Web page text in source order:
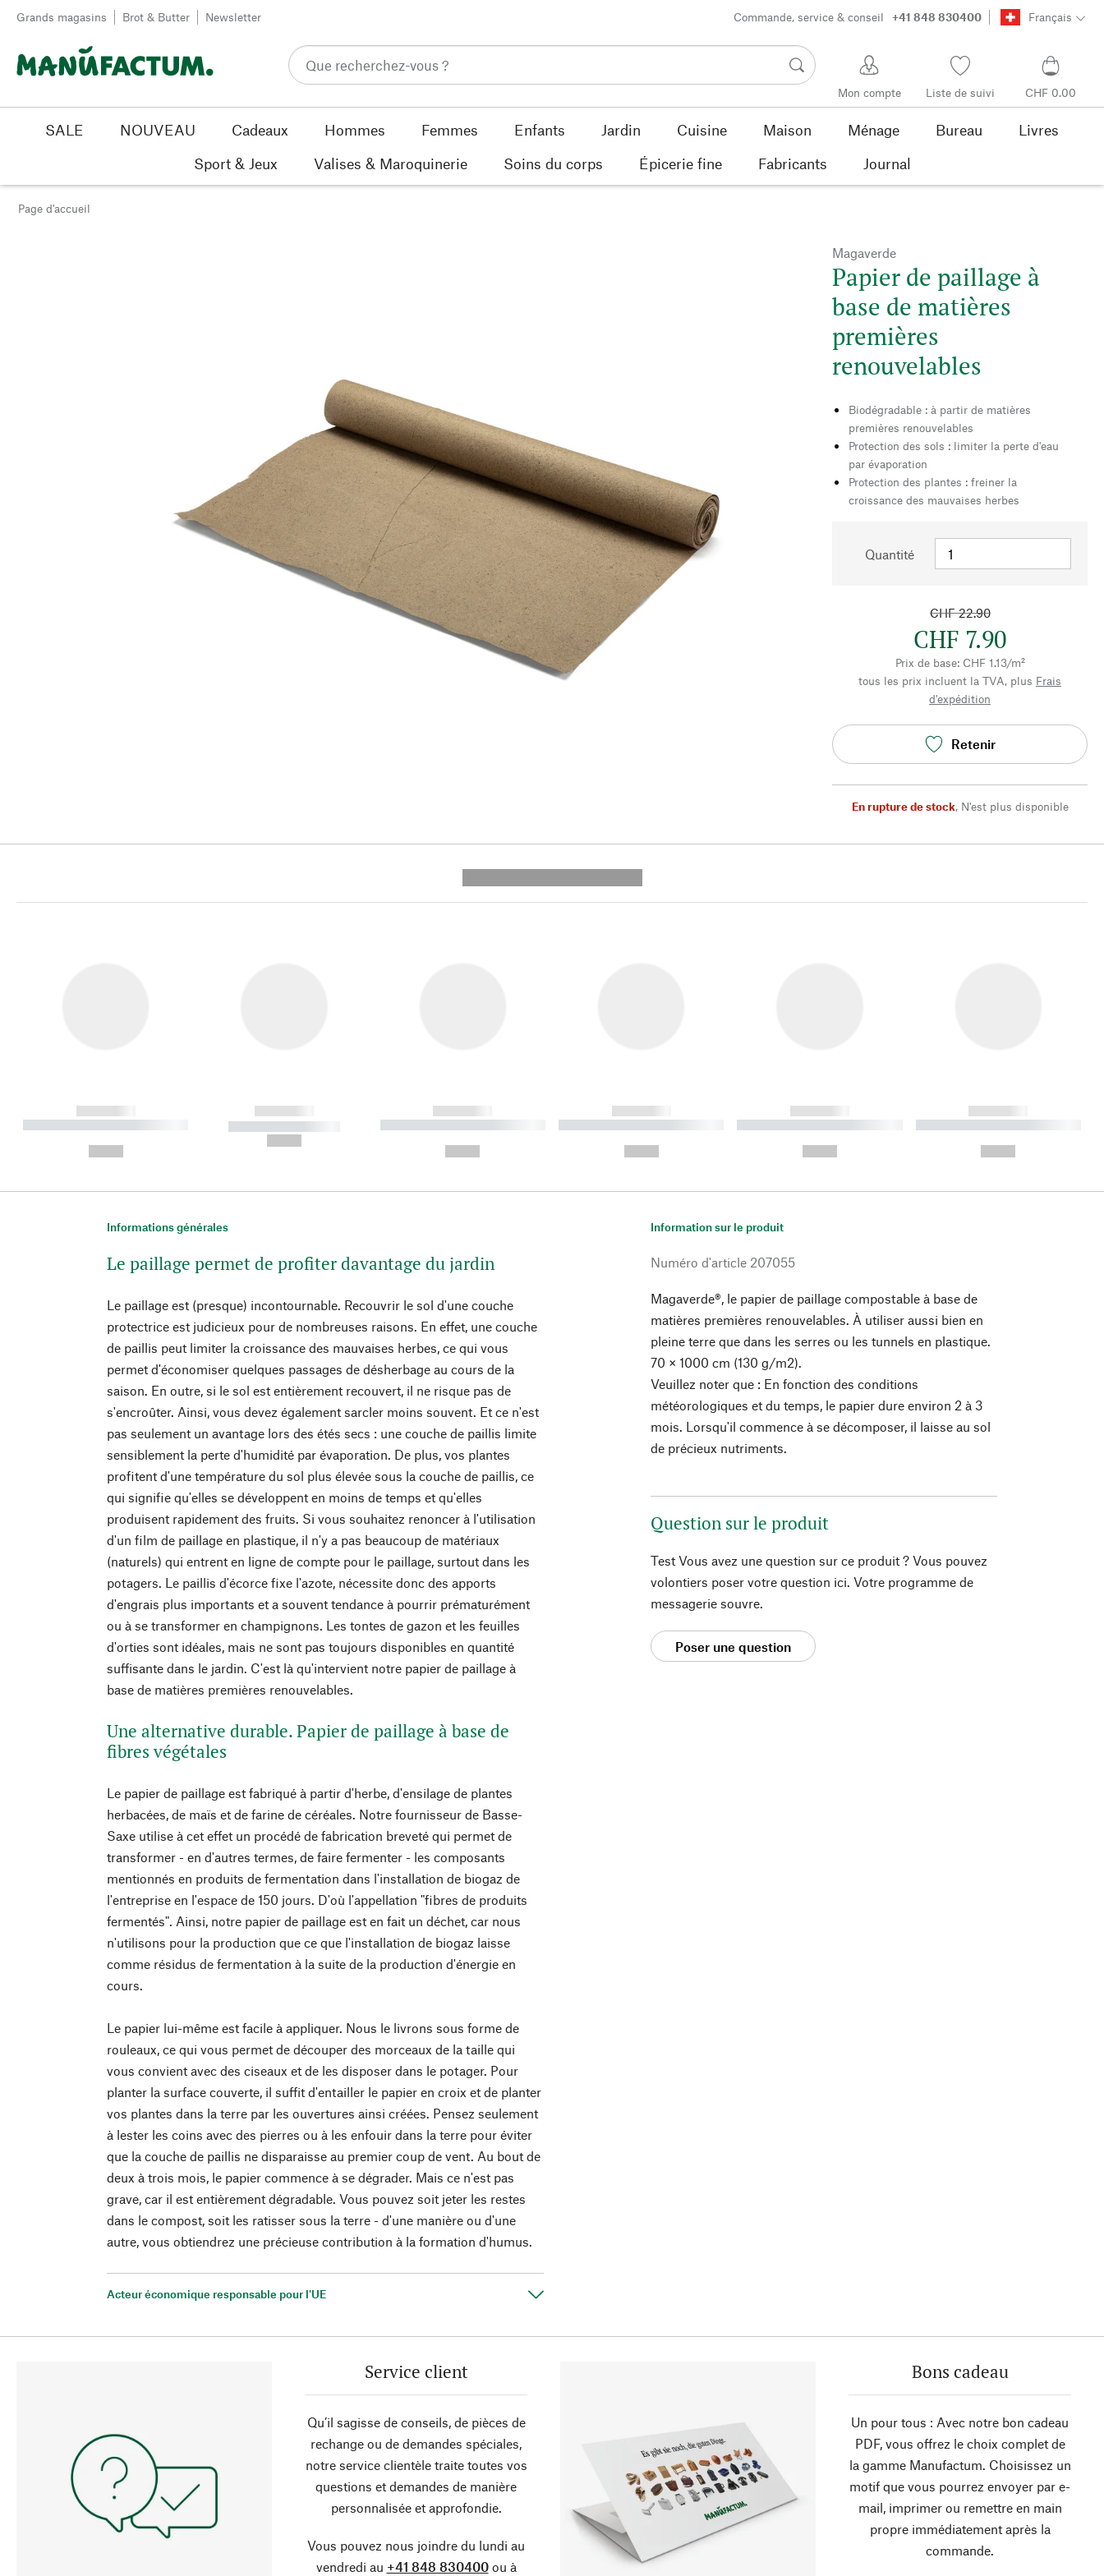
Passer au contenu
Grands magasins Brot & Butter Newsletter Commande, service & conseil +41 848 830400 Français
Mon compte Liste de suivi CHF 0.00
SALE NOUVEAU Cadeaux Hommes Femmes Enfants Jardin Cuisine Maison Ménage Bureau
Livres
Sport & Jeux
Valises & Maroquinerie Soins du corps Épicerie fine Fabricants Journal
Page d'accueil
Magaverde
Papier de paillage à
base de matières
premières
renouvelables
Biodégradable : à partir de matières
premières renouvelables
Protection des sols : limiter la perte d'eau
par évaporation
Protection des plantes : freiner la
croissance des mauvaises herbes
Quantité
CHF 22.90
CHF 7.90
Prix de base: CHF 1.13/m²
tous les prix incluent la TVA, plus Frais
d'expédition
Retenir
En rupture de stock, N'est plus disponible
------------
----------- ----------- ----------
------------
----------- -----------
------------
----------- ----------- ----------
------------
----------- ----------- ----------
------------
----------- ----------- ----------
------------
----------- ----------- ----------
Informations générales
Le paillage permet de profiter davantage du jardin
Le paillage est (presque) incontournable. Recouvrir le sol d'une couche
protectrice est judicieux pour de nombreuses raisons. En effet, une couche
de paillis peut limiter la croissance des mauvaises herbes, ce qui vous
permet d'économiser quelques passages de désherbage au cours de la
saison. En outre, si le sol est entièrement recouvert, il ne risque pas de
s'encroûter. Ainsi, vous devez également sarcler moins souvent. Et ce n'est
pas seulement un avantage lors des étés secs : une couche de paillis limite
sensiblement la perte d'humidité par évaporation. De plus, vos plantes
profitent d'une température du sol plus élevée sous la couche de paillis, ce
qui signifie qu'elles se développent en moins de temps et qu'elles
produisent rapidement des fruits. Si vous souhaitez renoncer à l'utilisation
d'un film de paillage en plastique, il n'y a pas beaucoup de matériaux
(naturels) qui entrent en ligne de compte pour le paillage, surtout dans les
potagers. Le paillis d'écorce fixe l'azote, nécessite donc des apports
d'engrais plus importants et a souvent tendance à pourrir prématurément
ou à se transformer en champignons. Les tontes de gazon et les feuilles
d'orties sont idéales, mais ne sont pas toujours disponibles en quantité
suffisante dans le jardin. C'est là qu'intervient notre papier de paillage à
base de matières premières renouvelables.
Une alternative durable. Papier de paillage à base de
fibres végétales
Le papier de paillage est fabriqué à partir d'herbe, d'ensilage de plantes
herbacées, de maïs et de farine de céréales. Notre fournisseur de Basse-
Saxe utilise à cet effet un procédé de fabrication breveté qui permet de
transformer - en d'autres termes, de faire fermenter - les composants
mentionnés en produits de fermentation dans l'installation de biogaz de
l'entreprise en l'espace de 150 jours. D'où l'appellation "fibres de produits
fermentés". Ainsi, notre papier de paillage est en fait un déchet, car nous
n'utilisons pour la production que ce que l'installation de biogaz laisse
comme résidus de fermentation à la suite de la production d'énergie en
cours.
Le papier lui-même est facile à appliquer. Nous le livrons sous forme de
rouleaux, ce qui vous permet de découper des morceaux de la taille qui
vous convient avec des ciseaux et de les disposer dans le potager. Pour
planter la surface couverte, il suffit d'entailler le papier en croix et de planter
vos plantes dans la terre par les ouvertures ainsi créées. Pensez seulement
à lester les coins avec des pierres ou à les enfouir dans la terre pour éviter
que la couche de paillis ne disparaisse au premier coup de vent. Au bout de
deux à trois mois, le papier commence à se dégrader. Mais ce n'est pas
grave, car il est entièrement dégradable. Vous pouvez soit jeter les restes
dans le compost, soit les ratisser sous la terre - d'une manière ou d'une
autre, vous obtiendrez une précieuse contribution à la formation d'humus.
Acteur économique responsable pour l'UE
Information sur le produit
Numéro d'article 207055
Magaverde®, le papier de paillage compostable à base de
matières premières renouvelables. À utiliser aussi bien en
pleine terre que dans les serres ou les tunnels en plastique.
70 × 1000 cm (130 g/m2).
Veuillez noter que : En fonction des conditions
météorologiques et du temps, le papier dure environ 2 à 3
mois. Lorsqu'il commence à se décomposer, il laisse au sol
de précieux nutriments.
Question sur le produit
Test Vous avez une question sur ce produit ? Vous pouvez
volontiers poser votre question ici. Votre programme de
messagerie souvre.
Poser une question
Service client
Qu’il sagisse de conseils, de pièces de
rechange ou de demandes spéciales,
notre service clientèle traite toutes vos
questions et demandes de manière
personnalisée et approfondie.
Vous pouvez nous joindre du lundi au
vendredi au +41 848 830400ou à
Bons cadeau
Un pour tous : Avec notre bon cadeau
PDF, vous offrez le choix complet de
la gamme Manufactum. Choisissez un
motif que vous pourrez envoyer par e-
mail, imprimer ou remettre en main
propre immédiatement après la
commande.